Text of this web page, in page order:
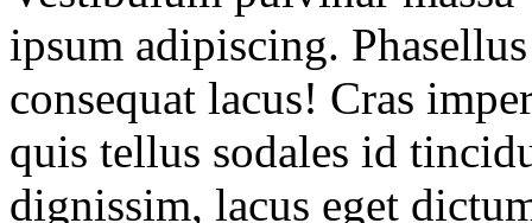
ipsum adipiscing.
consequat lacus! Cras
quis tellus sodales id
dignissim, lacus eget